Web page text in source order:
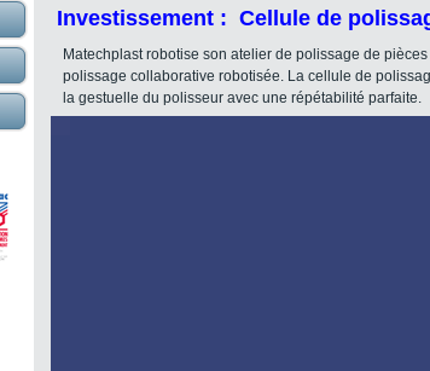
Investissement : Cellule de
Matechplast robotise son atelier de polissage de
polissage collaborative robotisée. La cellule de
la gestuelle du polisseur avec une répétabilité parfaite.